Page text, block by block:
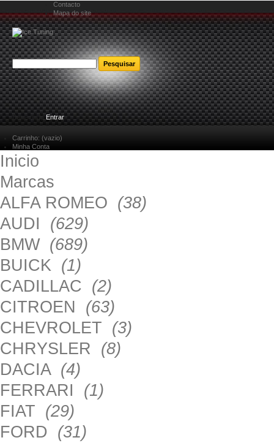
Contacto
Mapa do site
Bem-vindoEntrar
Carrinho: (vazio)
Minha Conta
Inicio
Marcas
ALFA ROMEO (38)
AUDI (629)
BMW (689)
BUICK (1)
CADILLAC (2)
CITROEN (63)
CHEVROLET (3)
CHRYSLER (8)
DACIA (4)
FERRARI (1)
FIAT (29)
FORD (31)